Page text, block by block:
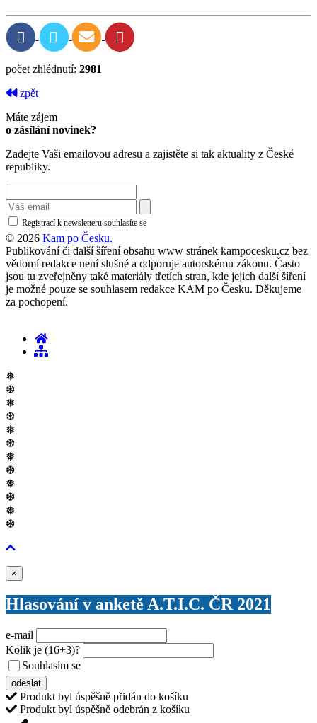
počet zhlédnutí: 2981
zpět
Máte zájem
o zásílání novinek?
Zadejte Vaši emailovou adresu a zajistěte si tak aktuality z České
republiky.
Registrací k newsletteru souhlasíte se
© 2026 Kam po Česku.
Publikování či další šíření obsahu www stránek kampocesku.cz bez
vědomí redakce není slušné a odporuje autorskému zákonu. Často
jsou tu zveřejněny také materiály třetích stran, kde jejich další šíření
je možné pouze se souhlasem redakce KAM po Česku. Děkujeme
za pochopení.
❅
❆
❅
❆
❅
❆
❅
❆
❅
❆
❅
❆
×
Hlasování v anketě A.T.I.C. ČR 2021
e-mail
Kolik je (16+3)?
Souhlasím se
odeslat
Produkt byl úspěšně přidán do košíku
Produkt byl úspěšně odebrán z košíku